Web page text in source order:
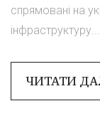
спрямовані на
ЧИТАТИ